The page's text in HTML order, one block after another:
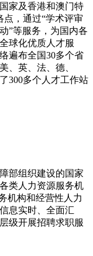
家及香港和澳门特
点，通过“学术评审
”等服务，为国内各
球化优质人才服
遍布全国30多个省
、英、法、德、
300多个人才工作站
部组织建设的国家
类人力资源服务机
机构和经营性人力
息实时、全面汇
级开展招聘求职服